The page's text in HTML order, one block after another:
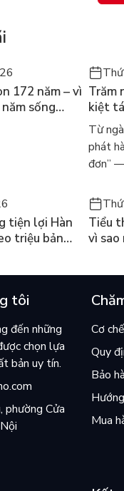
trong lĩnh vực của họ
dựng niềm tin
trong cuộc sống
mọi tình huống
NHƯ THẾ NÀO?
tự tin như thế nào?
tự tin – và lý do
đang quá tự tin hay
là như thế nào? Hãy
cảm thấy thoải mái
THIẾU TỰ TIN?
172 năm – vì
sống
Trăm
kiệt
dòng
Từ
phát
đơn”
tiện lợi Hàn
triệu bản
Tiểu
vì
tôi
đến những
chọn lựa
bản uy tín.
phường Cửa
Cơ
Quy
Bảo
Mua